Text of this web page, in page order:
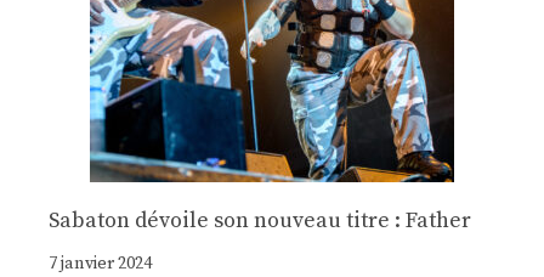
Sabaton dévoile son nouveau titre : Father
7 janvier 2024